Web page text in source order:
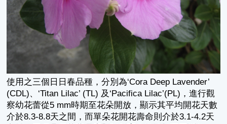
使用之三個日日春品種，分別為‘Cora Deep Lavender’
(CDL)、‘Titan Lilac’ (TL) 及‘Pacifica Lilac’(PL)，進行觀
察幼花蕾從5 mm時期至花朵開放，顯示其平均開花天數
介於8.3-8.8天之間，而單朵花開花壽命則介於3.1-4.2天